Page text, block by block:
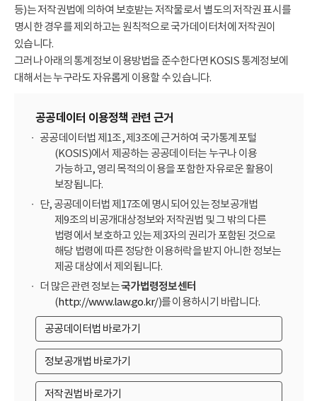
등)는 저작권법에 의하여 보호받는 저작물로서 별도의 저작권 표시를
명시한 경우를 제외하고는 원칙적으로 국가데이터처에 저작권이
있습니다.
그러나 아래의 통계정보 이용방법을 준수한다면 KOSIS 통계정보에
대해서는 누구라도 자유롭게 이용할 수 있습니다.
공공데이터 이용정책 관련 근거
공공데이터법 제1조, 제3조에 근거하여 국가통계포털
(KOSIS)에서 제공하는 공공데이터는 누구나 이용
가능하고, 영리 목적의 이용을 포함한 자유로운 활용이
보장됩니다.
단, 공공데이터법 제17조에 명시되어 있는 정보공개법
제9조의 비공개대상정보와 저작권법 및 그 밖의 다른
법령에서 보호하고 있는 제3자의 권리가 포함된 것으로
해당 법령에 따른 정당한 이용허락을 받지 아니한 정보는
제공 대상에서 제외됩니다.
더 많은 관련 정보는국가법령정보센터
(http://www.law.go.kr/)를 이용하시기 바랍니다.
공공데이터법 바로가기
정보공개법 바로가기
저작권법 바로가기